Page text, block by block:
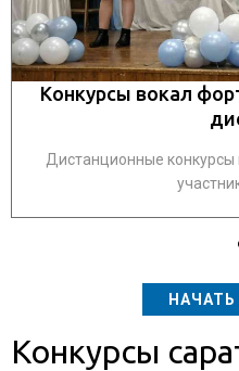
Конкурсы вокал
Дистанционные конкурсы
Конкурсы